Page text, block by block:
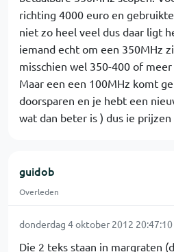
richting 4000 euro en
niet zo heel veel dus daar ligt
iemand echt om een 350MHz
misschien wel 350-400 of
Maar een een 100MHz komt
doorsparen en je hebt een
wat dan beter is ) dus ie
guidob
Overleden
donderdag 4 oktober 2012 20:47:10
Die 2 teks staan in margraten